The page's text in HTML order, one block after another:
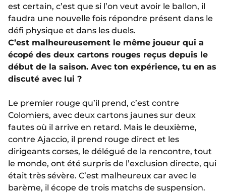
est certain, c’est que si l’on veut avoir le ballon, il
faudra une nouvelle fois répondre présent dans le
défi physique et dans les duels.
C’est malheureusement le même joueur qui a
écopé des deux cartons rouges reçus depuis le
début de la saison. Avec ton expérience, tu en as
discuté avec lui ?
Le premier rouge qu’il prend, c’est contre
Colomiers, avec deux cartons jaunes sur deux
fautes où il arrive en retard. Mais le deuxième,
contre Ajaccio, il prend rouge direct et les
dirigeants corses, le délégué de la rencontre, tout
le monde, ont été surpris de l’exclusion directe, qui
était très sévère. C’est malheureux car avec le
barème, il écope de trois matchs de suspension.